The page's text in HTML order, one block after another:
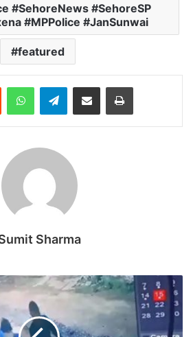
#SehoreNews #SehoreSP
#MPPolice #JanSunwai
featured
Telegram
Sharma